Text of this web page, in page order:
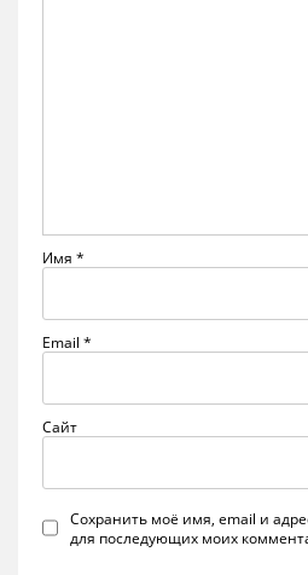
Имя *
Email *
Сайт
Сохранить моё имя, email и
для последующих моих